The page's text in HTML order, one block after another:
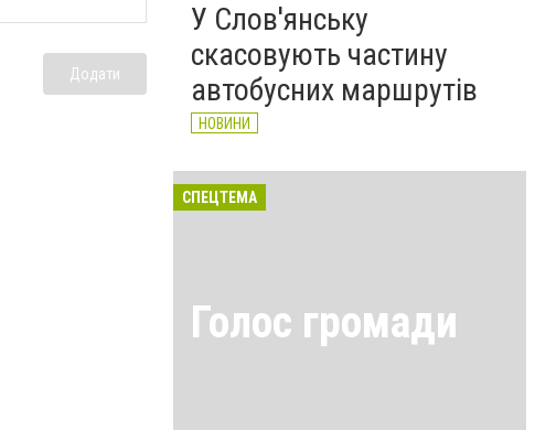
Додати
У Слов'янську
скасовують частину
автобусних маршрутів
НОВИНИ
СПЕЦТЕМА
Голос громади